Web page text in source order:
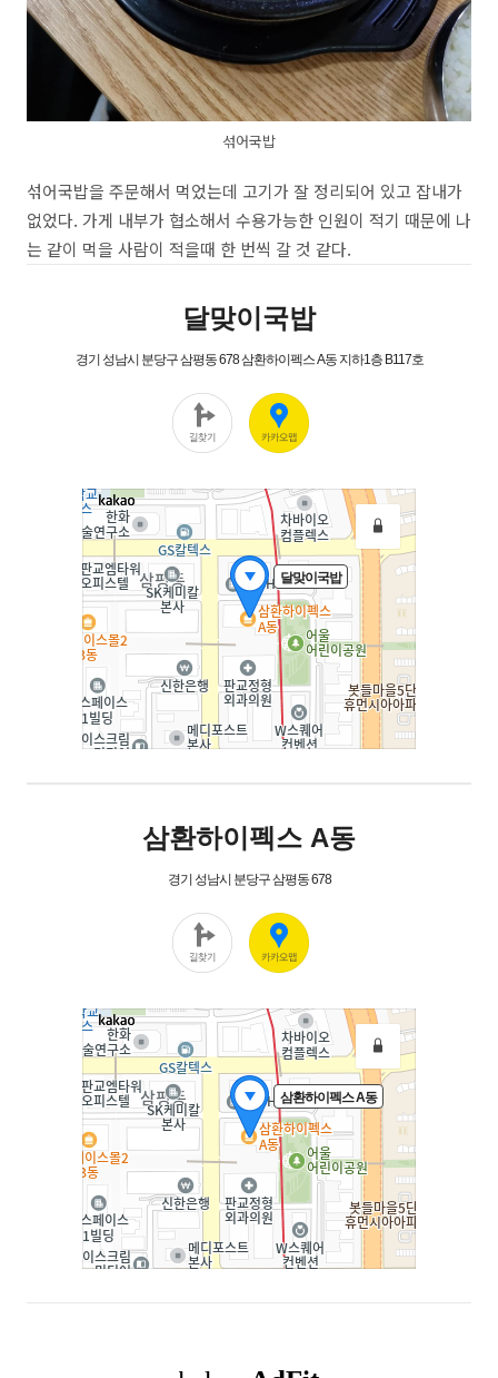
섞어국밥
섞어국밥을 주문해서 먹었는데 고기가 잘 정리되어 있고 잡내가
없었다. 가게 내부가 협소해서 수용가능한 인원이 적기 때문에 나
는 같이 먹을 사람이 적을때 한 번씩 갈 것 같다.